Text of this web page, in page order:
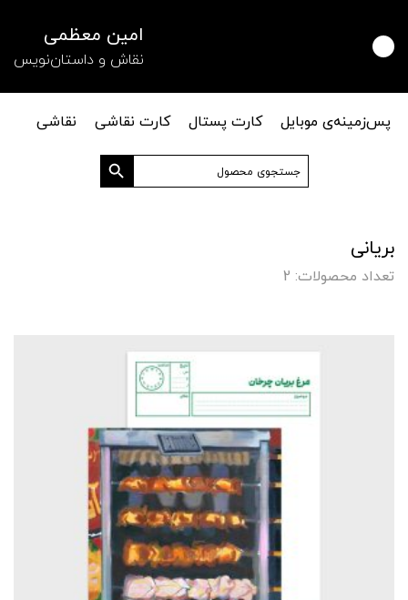
امین معظمی
نقاش و داستان‌نویس
پس‌زمینه‌ی موبایل کارت پستال کارت نقاشی
نقاشی
جستجو
برای:
دکمه جستجو
بریانی
تعداد محصولات: 2